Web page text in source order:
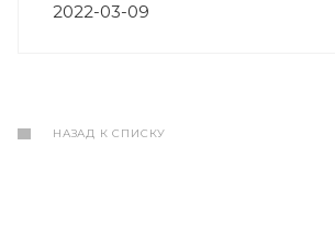
2022-03-09
НАЗАД К СПИСКУ